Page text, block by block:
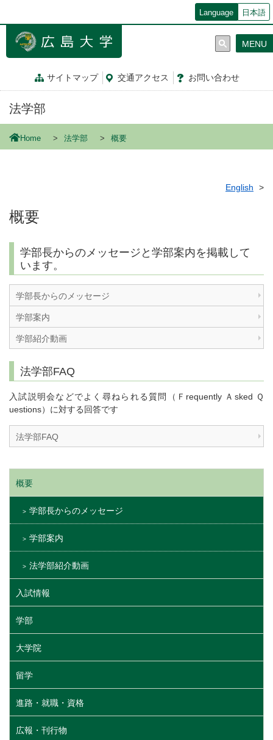
ン
Language 日本語
サイトマップ 交通アクセス お問い合わせ
MENU
法学部
Home 法学部 概要
English
概要
学部長からのメッセージと学部案内を掲載して
います。
学部長からのメッセージ
学部案内
学部紹介動画
法学部FAQ
入試説明会などでよく尋ねられる質問（Ｆrequently Ａsked Ｑ
uestions）に対する回答です
法学部FAQ
概要
学部長からのメッセージ
学部案内
法学部紹介動画
入試情報
学部
大学院
留学
進路・就職・資格
広報・刊行物